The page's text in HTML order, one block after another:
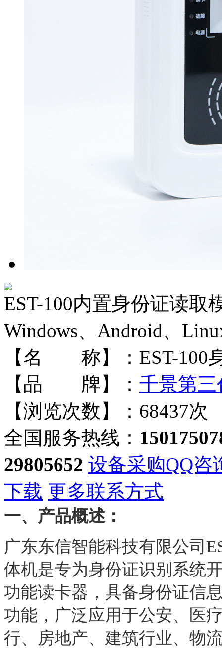
EST-100内置身份证读取
Windows、Android、
【名 称】： EST-100
【品 牌】： 千景第
【浏览次数】： 68437次
全国服务热线：
29805652 设备采购QQ咨
下载 更多联系方式
一、产品概述：
广东东信智能科技有限公司
体机是专为身份证识别系统
功能读卡器，具备身份证信
功能，广泛应用于公安、医
行、房地产、建筑行业、物